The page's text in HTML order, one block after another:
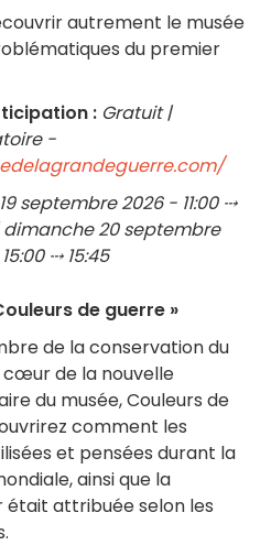
autrement le musée
du premier
: Gratuit |
-
septembre 2026 - 11:00 ⤏
| dimanche 20 septembre
⤏ 15:45
de guerre »
de la conservation du
cœur de la nouvelle
du musée, Couleurs de
comment les
et pensées durant la
ainsi que la
était attribuée selon les